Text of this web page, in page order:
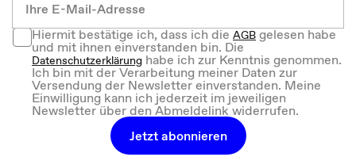
Hiermit bestätige ich, dass ich dieAGBgelesen habe
und mit ihnen einverstanden bin. Die
Datenschutzerklärung habe ich zur Kenntnis genommen.
Ich bin mit der Verarbeitung meiner Daten zur
Versendung der Newsletter einverstanden. Meine
Einwilligung kann ich jederzeit im jeweiligen
Newsletter über den Abmeldelink widerrufen.
Jetzt abonnieren